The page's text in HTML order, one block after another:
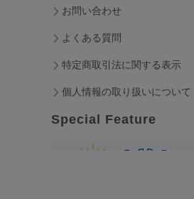
お問い合わせ
よくある質問
特定商取引法に関する表示
個人情報の取り扱いについて
Special Feature